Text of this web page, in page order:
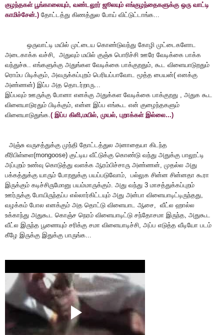
குழந்தகள் பூங்காலையும், வண்டலூர் ஜூலயும் எங்குழந்தைகளுக்கு ஒரு வாட்டி
காமிச்சேன்.) தோட்டத்து கிணத்துல போய் விட்டுட்டாங்க...
ஒருவாட்டி மயில் முட்டைய கொண்டுவந்து கோழி முட்டைகளோட
அடைகாக்க வச்சி, அதுவும் மயில் குஞ்சு பொரிச்சி ஊரே வேடிக்கை பாக்க
வந்துச்சு.. எங்களுக்கு அதுங்கள வேடிக்கை பாக்குறதும், கூட விளையாடுறதும்
ரொம்ப பிடிக்கும், அவருக்கப்புறம் பெரியப்பாவோட மூத்த பையன்( எனக்கு
அண்ணன்) இப்ப அத தொடர்றாரு...
இப்பவும் ஊருக்கு போனா எனக்கு அதுக்கள வேடிக்கை பாக்குறது , அதுக கூட
விளையாடுரதும் பிடிக்கும், என்ன இப்ப எங்கூட என் குழைந்தகளும்
விளையாடுதுங்க. ( இப்ப கிளி,மயில், முயல், புறாக்கள் இல்லை...)
அஞ்சு வருசத்துக்கு முந்தி தோட்டத்துல அனாதையா கிடந்த
கீரிபிள்ளை(mongoose) குட்டிய வீட்டுக்கு கொண்டு வந்து அதுக்கு பாலூட்டி
அப்புறம் உண்வு கொடுத்து வளக்க ஆரம்பிச்சாரு அண்ணன், முதல்ல அது
பக்கத்துக்கு யாரும் போறதுக்கு பயப்படுவோம், பல்லுக சின்ன சின்னதா கூரா
இருக்கும் கடிச்சிருமோனு பயம்மாருக்கும். அது வந்து 3 மாசத்துக்கப்புறம்
ஊர்ருக்கு போயிருந்தப்ப எல்லார்கிட்டயும் அது அன்பா விளையாடிட்டிருந்தது,
வழக்கம் போல எனக்கும் அத தொட்டு விளையாட ஆசை, வீட்ல ஹால்ல
உக்காந்து அதுகூட கொஞ்ச நெரம் விளையாடிட்டு சந்தோசமா இருந்த, அதுகூட
வீட்ல இருந்த பூணையும் சரிக்கு சமா விளையாடிச்சி, அப்ப எடுத்த வீடியோ படம்
கீழே இருக்கு இதுக்கு பாருங்க...